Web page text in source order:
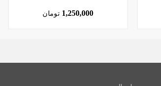
1,250,000 تومان